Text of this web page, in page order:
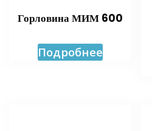
Горловина МИМ 600
Подробнее